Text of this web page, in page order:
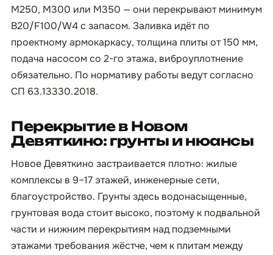
М250, М300 или М350 — они перекрывают минимум
B20/F100/W4 с запасом. Заливка идёт по
проектному армокаркасу, толщина плиты от 150 мм,
подача насосом со 2-го этажа, виброуплотнение
обязательно. По нормативу работы ведут согласно
СП 63.13330.2018.
Перекрытие в Новом
Девяткино: грунты и нюансы
Новое Девяткино застраивается плотно: жилые
комплексы в 9–17 этажей, инженерные сети,
благоустройство. Грунты здесь водонасыщенные,
грунтовая вода стоит высоко, поэтому к подвальной
части и нижним перекрытиям над подземными
этажами требования жёстче, чем к плитам между